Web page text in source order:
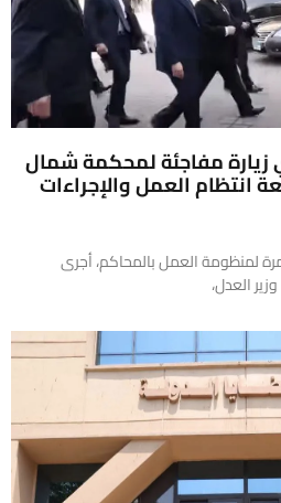
زيارة مفاجئة لمحكمة شمال
انتظام العمل والإجراءات
لمنظومة العمل بالمحاكم، أجرى
العدل،